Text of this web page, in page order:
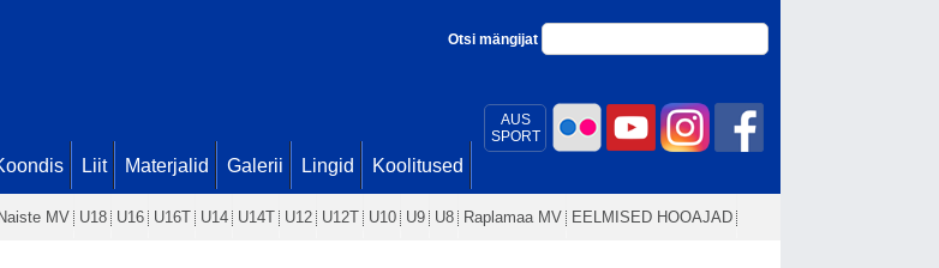
AUS
SPORT
Otsi mängijat
Liit Materjalid Galerii Lingid Koolitused
Naiste MV U18 U16 U16T U14 U14T U12 U12T U10 U9 U8 Raplamaa MV EELMISED HOOAJAD